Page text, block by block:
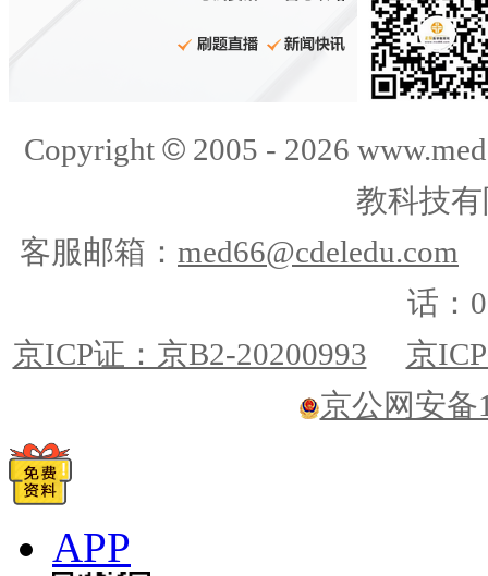
Copyright ©2005 - 2026
教科技
客服邮箱： med66@cdeledu.com
话：
京ICP证：京B2-20200993
京
京公网安备
APP